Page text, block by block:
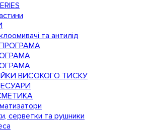
та антилід
ВИСОКОГО ТИСКУ
серветки та рушники